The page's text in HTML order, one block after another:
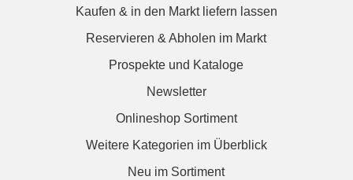
Kaufen & in den Markt liefern lassen
Reservieren & Abholen im Markt
Prospekte und Kataloge
Newsletter
Onlineshop Sortiment
Weitere Kategorien im Überblick
Neu im Sortiment